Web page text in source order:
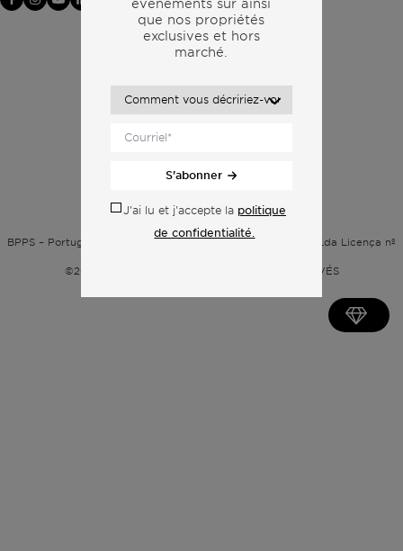
Politique de confidentialité
BPPS – Portugal Property Services – Mediação Imobiliária, Lda Licença nº
©2026
BONTE FILIPIDIS — TOUS DROITS RÉSERVÉS
événements surainsi
que nos propriétés
exclusives et hors
marché.
S'abonner
J'ai lu et j'accepte la politique
de confidentialité.